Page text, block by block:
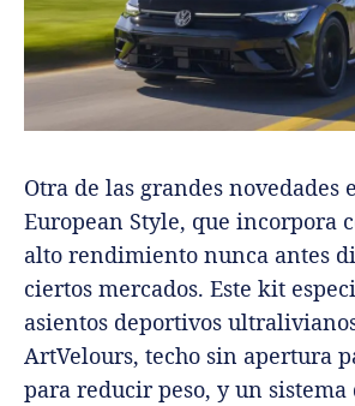
Otra de las grandes novedades
European Style, que incorpora
alto rendimiento nunca antes
ciertos mercados. Este kit
asientos deportivos
ArtVelours, techo sin apertura
para reducir peso, y un sistema